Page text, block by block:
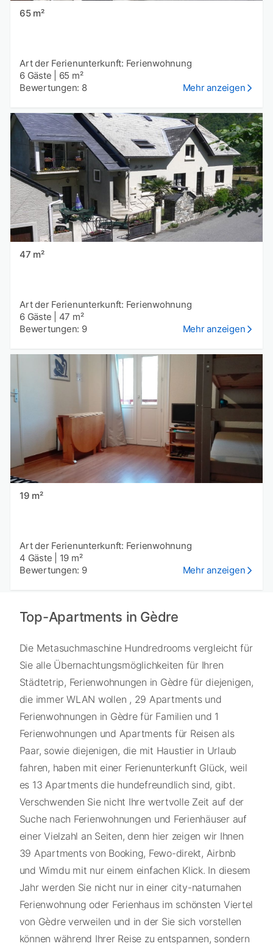
65 m²
Art der Ferienunterkunft: Ferienwohnung
6 Gäste
65 m²
Bewertungen: 8
Mehr anzeigen
47 m²
Art der Ferienunterkunft: Ferienwohnung
6 Gäste
47 m²
Bewertungen: 9
Mehr anzeigen
19 m²
Art der Ferienunterkunft: Ferienwohnung
4 Gäste
19 m²
Bewertungen: 9
Mehr anzeigen
Top-Apartments in Gèdre
Die Metasuchmaschine Hundredrooms vergleicht für
Sie alle Übernachtungsmöglichkeiten für Ihren
Städtetrip, Ferienwohnungen in Gèdre für diejenigen,
die immer WLAN wollen , 29 Apartments und
Ferienwohnungen in Gèdre für Familien und 1
Ferienwohnungen und Apartments für Reisen als
Paar, sowie diejenigen, die mit Haustier in Urlaub
fahren, haben mit einer Ferienunterkunft Glück, weil
es 13 Apartments die hundefreundlich sind, gibt.
Verschwenden Sie nicht Ihre wertvolle Zeit auf der
Suche nach Ferienwohnungen und Ferienhäuser auf
einer Vielzahl an Seiten, denn hier zeigen wir Ihnen
39 Apartments von Booking, Fewo-direkt, Airbnb
und Wimdu mit nur einem einfachen Klick. In diesem
Jahr werden Sie nicht nur in einer city-naturnahen
Ferienwohnung oder Ferienhaus im schönsten Viertel
von Gèdre verweilen und in der Sie sich vorstellen
können während Ihrer Reise zu entspannen, sondern